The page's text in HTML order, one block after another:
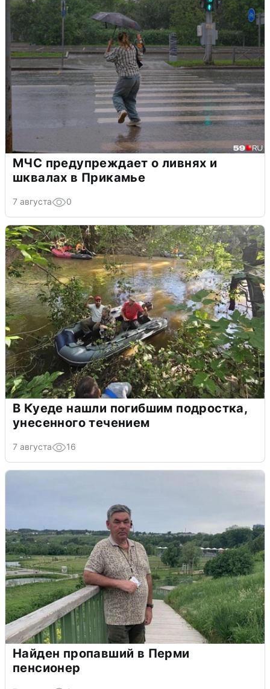
МЧС предупреждает о ливнях и
шквалах в Прикамье
7 августа 0
В Куеде нашли погибшим подростка,
унесенного течением
7 августа 16
Найден пропавший в Перми
пенсионер